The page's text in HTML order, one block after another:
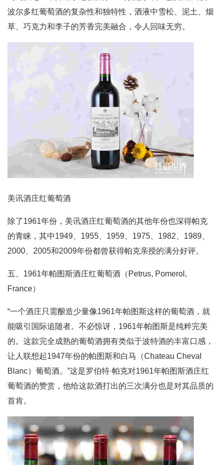
波尔多红葡萄酒的复杂性和独特性，酒液中雪松、泥土、烟
草、巧克力和李子的芳香完美融合，令人回味无穷。
美讯酒庄红葡萄酒
除了1961年份，美讯酒庄红葡萄酒的其他年份也深得帕克
的青睐，其中1949、1955、1959、1975、1982、1989、
2000、2005和2009年份都曾获得帕克亲授的满分好评。
五、1961年帕图斯酒庄红葡萄酒（Petrus, Pomerol,
France）
“一个酒庄只需酿造少量像1961年帕图斯这样的葡萄酒，就
能吸引国际追随者。不必惊讶，1961年帕图斯是纯粹完美
的。这款完全成熟的葡萄酒拥有类似于波特酒的丰富口感，
让人联想起1947年份的帕图斯和白马（Chateau Cheval
Blanc）葡萄酒。”这是罗伯特·帕克对1961年帕图斯酒庄红
葡萄酒的赞赏，他给这款酒打出的三次满分也是对其品质的
首肯。